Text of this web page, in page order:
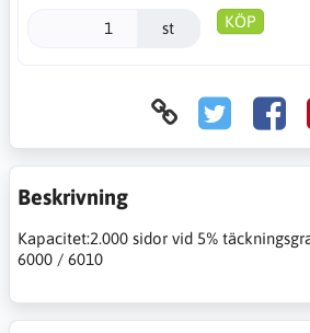
st KÖP
Beskrivning
Kapacitet:2.000 sidor vid 5%
6000 / 6010